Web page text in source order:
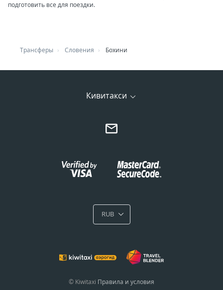
подготовить все для поездки.
Трансферы Словения Бохини
Кивитакси
RUB
© Kiwitaxi Правила и условия